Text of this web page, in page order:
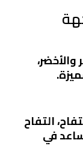
التفاح
في